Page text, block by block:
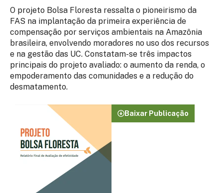
O projeto Bolsa Floresta ressalta o pioneirismo da
FAS na implantação da primeira experiência de
compensação por serviços ambientais na Amazônia
brasileira, envolvendo moradores no uso dos recursos
e na gestão das UC. Constatam-se três impactos
principais do projeto avaliado: o aumento da renda, o
empoderamento das comunidades e a redução do
desmatamento.
Baixar Publicação